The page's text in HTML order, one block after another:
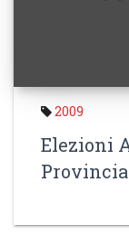
2009
Elezioni